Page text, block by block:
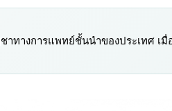
าทางการแพทย์ชั้นนำของประเทศ